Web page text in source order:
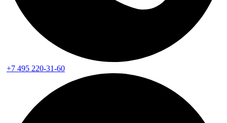
+7 495 220-31-60